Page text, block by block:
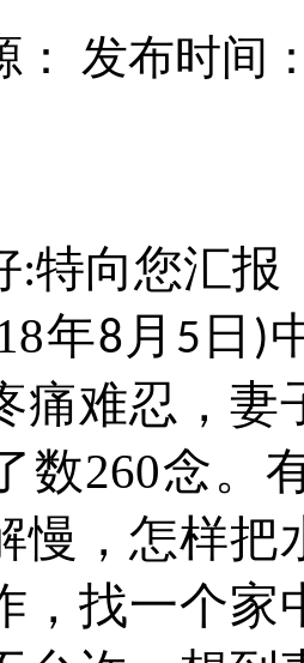
发布时间
:特向您汇报
年8 月 5 日 )
痛难忍，妻
数260念。
慢，怎样把
，找一个家